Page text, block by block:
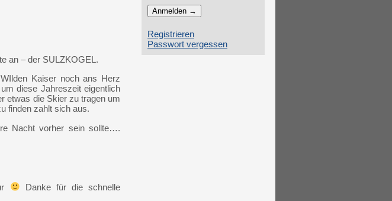
an – der SULZKOGEL.
Kaiser noch ans Herz
diese Jahreszeit eigentlich
etwas die Skier zu tragen um
finden zahlt sich aus.
Nacht vorher sein sollte….
Danke für die schnelle
Registrieren
Passwort vergessen